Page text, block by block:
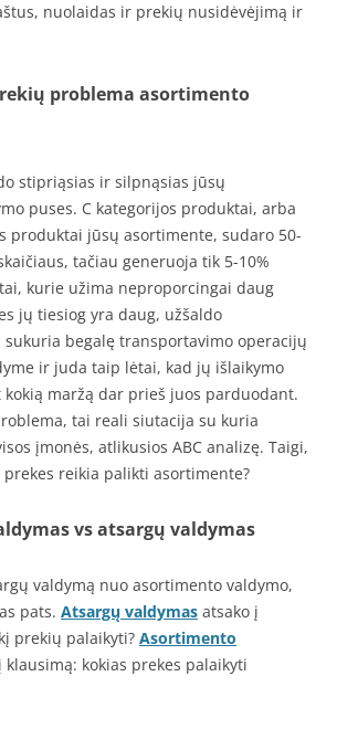
nuolaidas ir prekių nusidėvėjimą ir
problema asortimento
stipriąsias ir silpnąsias jūsų
puses. C kategorijos produktai, arba
produktai jūsų asortimente, sudaro 50-
tačiau generuoja tik 5-10%
kurie užima neproporcingai daug
jų tiesiog yra daug, užšaldo
sukuria begalę transportavimo operacijų
ir juda taip lėtai, kad jų išlaikymo
kokią maržą dar prieš juos parduodant.
tai reali siutacija su kuria
įmonės, atlikusios ABC analizę. Taigi,
prekes reikia palikti asortimente?
vs atsargų valdymas
valdymą nuo asortimento valdymo,
pats. Atsargų valdymas atsako į
prekių palaikyti? Asortimento
klausimą: kokias prekes palaikyti